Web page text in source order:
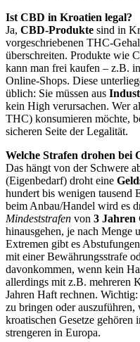
Ist CBD in Kroatien legal?
Ja, CBD-Produkte sind in
vorgeschriebenen THC-
überschreite​n. Produkte wie
kann man frei kaufen – z.B.
Online-Shops. Diese
üblich: Sie müssen aus
kein High verursachen. Wer
THC) konsumieren möchte,
sicheren Seite der Legalität.
Welche Strafen drohen bei
Das hängt von der Schwere
(Eigenbedarf) droht eine
hundert bis wenigen tausend
beim Anbau/Handel wird es
Mindeststrafen von 3 Jahren
hinausgehen, je nach Menge
Extremen gibt es
mit einer Bewährungsstrafe
davonkommen, wenn kein
allerdings mit z.B. mehreren
Jahren Haft rechnen.
zu bringen oder
kroatischen Gesetze gehören
strengeren in Europa.